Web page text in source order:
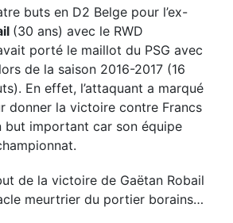
buts en D2 Belge pour l’ex-
(30 ans) avec le RWD
porté le maillot du PSG avec
de la saison 2016-2017 (16
En effet, l’attaquant a marqué
donner la victoire contre Francs
but important car son équipe
de la victoire de Gaëtan Robail
meurtrier du portier borains…